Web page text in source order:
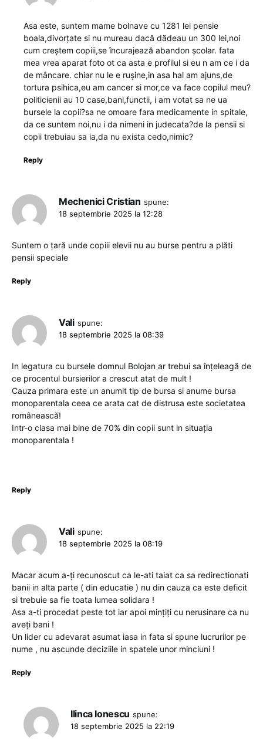
Asa este, suntem mame bolnave cu 1281 lei pensie
boala,divorțate si nu mureau dacă dădeau un 300 lei,noi
cum creștem copiii,se încurajează abandon școlar. fata
mea vrea aparat foto ot ca asta e profilul si eu n am ce i da
de mâncare. chiar nu le e rușine,in asa hal am ajuns,de
tortura psihica,eu am cancer si mor,ce va face copilul meu?
politicienii au 10 case,bani,functii, i am votat sa ne ua
bursele la copii?sa ne omoare fara medicamente in spitale,
da ce suntem noi,nu i da nimeni in judecata?de la pensii si
copii trebuiau sa ia,da nu exista cedo,nimic?
Reply
Mechenici Cristian spune:
18 septembrie 2025 la 12:28
Suntem o țară unde copiii elevii nu au burse pentru a plăti
pensii speciale
Reply
Vali spune:
18 septembrie 2025 la 08:39
In legatura cu bursele domnul Bolojan ar trebui sa înțeleagă de
ce procentul bursierilor a crescut atat de mult !
Cauza primara este un anumit tip de bursa si anume bursa
monoparentala ceea ce arata cat de distrusa este societatea
românească!
Intr-o clasa mai bine de 70% din copii sunt in situația
monoparentala !
Reply
Vali spune:
18 septembrie 2025 la 08:19
Macar acum a-ți recunoscut ca le-ati taiat ca sa redirectionati
banii in alta parte ( din educatie ) nu din cauza ca este deficit
si trebuie sa fie toata lumea solidara !
Asa a-ti procedat peste tot iar apoi mințiți cu nerusinare ca nu
aveți bani !
Un lider cu adevarat asumat iasa in fata si spune lucrurilor pe
nume , nu ascunde deciziile in spatele unor minciuni !
Reply
Ilinca Ionescu spune:
18 septembrie 2025 la 22:19